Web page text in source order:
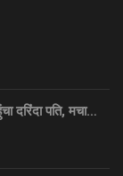
दरिंदा पति, मचा…